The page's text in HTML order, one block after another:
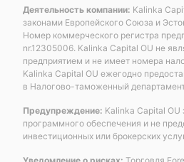
Деятельность компании: Kalinka
законами Европейского Союза и
Номер коммерческого регистра
nr.12305006. Kalinka Capital OU не
предприятием и не имеет номера
Kalinka Capital OU ежегодно
в Налогово-таможенный
Предупреждение: Kalinka Capital OU
программного обеспечения и не
инвестиционных или брокерских